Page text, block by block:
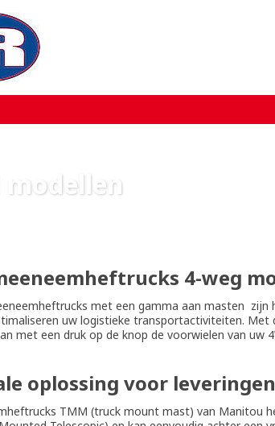
modellen
4-weg
met een gamma aan masten
uw logistieke transportactiviteiten. Met
met een druk op de knop de voorwielen van uw
oplossing voor leveringen
TMM (truck mount mast) van Manitou